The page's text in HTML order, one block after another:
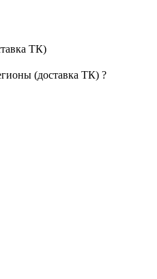
ТК)
(доставка ТК) ?